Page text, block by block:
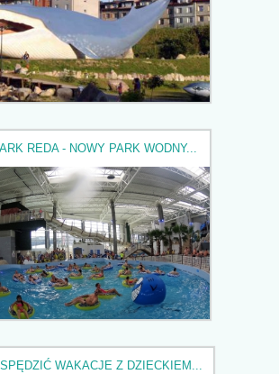
REDA - NOWY PARK WODNY...
WAKACJE Z DZIECKIEM...